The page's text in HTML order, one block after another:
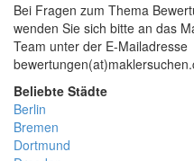
Bei Fragen zum Thema
wenden Sie sich bitte an das
Team unter der E-Mailadresse
Beliebte Städte
Berlin
Bremen
Dortmund